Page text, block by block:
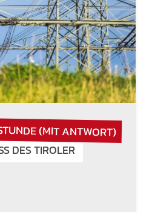
(MIT ANTWORT)
DES TIROLER